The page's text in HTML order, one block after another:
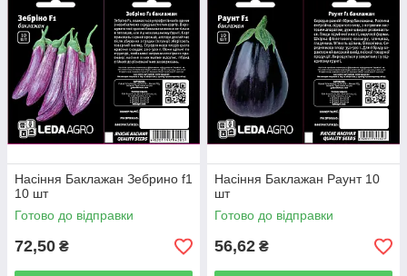
Насіння Баклажан Зебрино f1
10 шт
Готово до відправки
72,50 ₴
Насіння Баклажан Раунт 10
шт
Готово до відправки
56,62 ₴